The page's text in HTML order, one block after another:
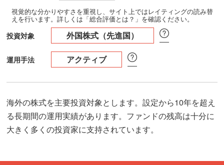
視覚的な分かりやすさを重視し、サイト上ではレイティングの読み替
えを行います。詳しくは「総合評価とは？」を確認ください。
投資対象 外国株式（先進国）
運用手法 アクティブ
海外の株式を主要投資対象とします。設定から10年を超え
る長期間の運用実績があります。ファンドの残高は十分に
大きく多くの投資家に支持されています。